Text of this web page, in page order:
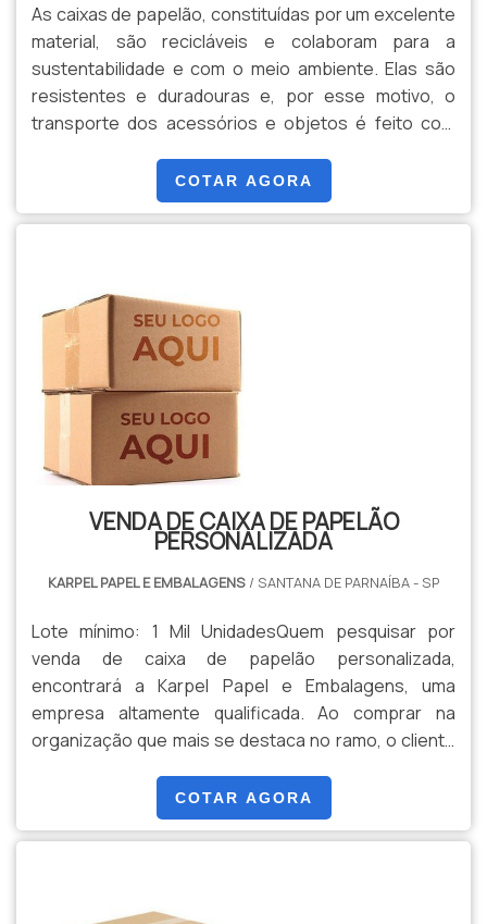
As caixas de papelão, constituídas por um excelente
material, são recicláveis e colaboram para a
sustentabilidade e com o meio ambiente. Elas são
resistentes e duradouras e, por esse motivo, o
transporte dos acessórios e objetos é feito com
pequenas, médias ou grandes (o tamanho será
escolhido pelo cliente, de acordo com a sua
preferência). As cores, modelos e formatos da caixa
COTAR AGORA
VENDA DE CAIXA DE PAPELÃO
PERSONALIZADA
KARPEL PAPEL E EMBALAGENS / SANTANA DE PARNAÍBA - SP
Lote mínimo: 1 Mil UnidadesQuem pesquisar por
venda de caixa de papelão personalizada,
encontrará a Karpel Papel e Embalagens, uma
empresa altamente qualificada. Ao comprar na
organização que mais se destaca no ramo, o cliente
garantia de adquirir produtos que solucionem
qualquer demanda.Quando o tema é venda de caixa
de papelão personalizada, com os melhores
COTAR AGORA